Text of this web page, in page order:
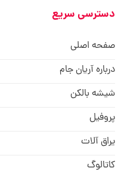
دسترسی سریع
صفحه اصلی
درباره آریان جام
شیشه بالکن
پروفیل
یراق آلات
کاتالوگ